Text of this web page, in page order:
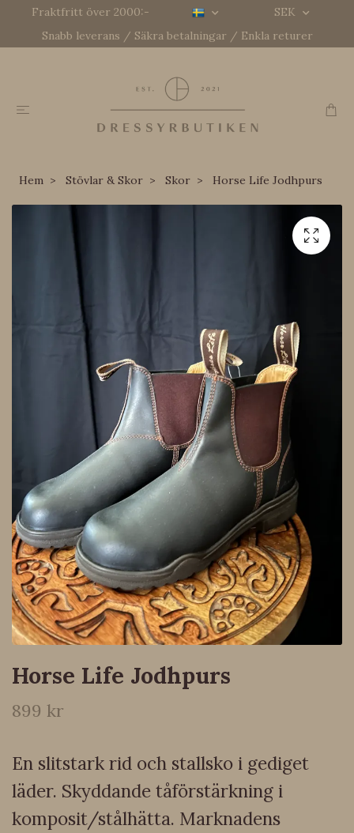
Fraktfritt över 2000:-
SEK
Snabb leverans / Säkra betalningar / Enkla returer
Hem Stövlar & Skor Skor Horse Life Jodhpurs
Horse Life Jodhpurs
899 kr
En slitstark rid och stallsko i gediget
läder. Skyddande tåförstärkning i
komposit/stålhätta. Marknadens